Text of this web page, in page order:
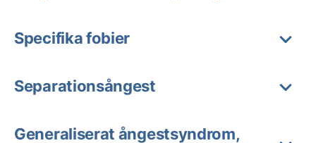
Specifika fobier
Separationsångest
Generaliserat ångestsyndrom,